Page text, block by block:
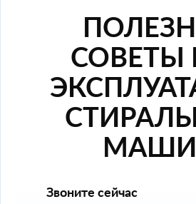
СОВЕТЫ
Звоните сейчас